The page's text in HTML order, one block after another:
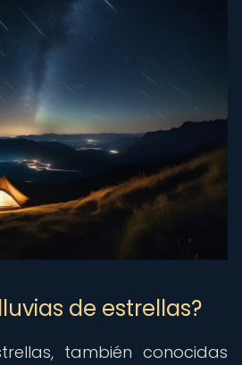
de estrellas?
también conocidas